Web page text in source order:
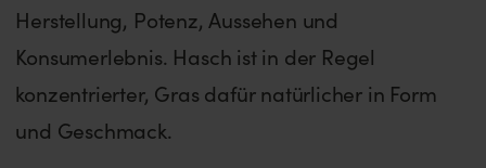
Herstellung, Potenz, Aussehen und
Konsumerlebnis. Hasch ist in der Regel
konzentrierter, Gras dafür natürlicher in Form
und Geschmack.